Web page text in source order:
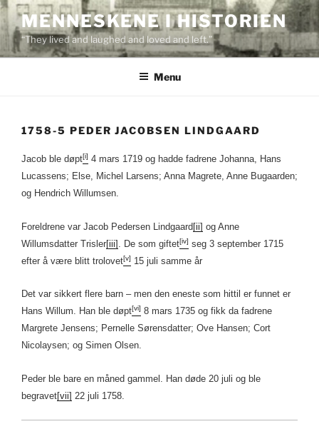
Skip
to
content
MENNESKENE I HISTORIEN
“They lived and laughed and loved and left.”
Menu
1758-5 PEDER JACOBSEN LINDGAARD
Jacob ble døpt[i] 4 mars 1719 og hadde fadrene Johanna, Hans
Lucassens; Else, Michel Larsens; Anna Magrete, Anne Bugaarden;
og Hendrich Willumsen.
Foreldrene var Jacob Pedersen Lindgaard[ii] og Anne
Willumsdatter Trisler[iii] . De som giftet[iv] seg 3 september 1715
efter å være blitt trolovet[v] 15 juli samme år
Det var sikkert flere barn – men den eneste som hittil er funnet er
Hans Willum. Han ble døpt[vi] 8 mars 1735 og fikk da fadrene
Margrete Jensens; Pernelle Sørensdatter; Ove Hansen; Cort
Nicolaysen; og Simen Olsen.
Peder ble bare en måned gammel. Han døde 20 juli og ble
begravet[vii] 22 juli 1758.